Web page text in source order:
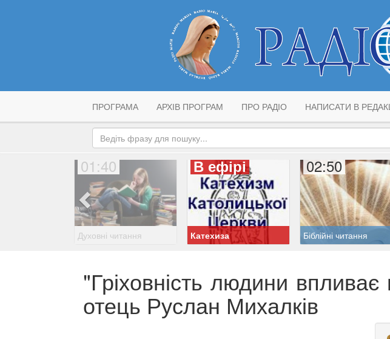
ПРОГРАМА АРХІВ ПРОГРАМ ПРО РАДІО НАПИСАТИ В
01:40
Духовні читання
В ефірі
Катехиза
02:50
Біблійні читання
"Гріховність людини впливає
отець Руслан Михалків